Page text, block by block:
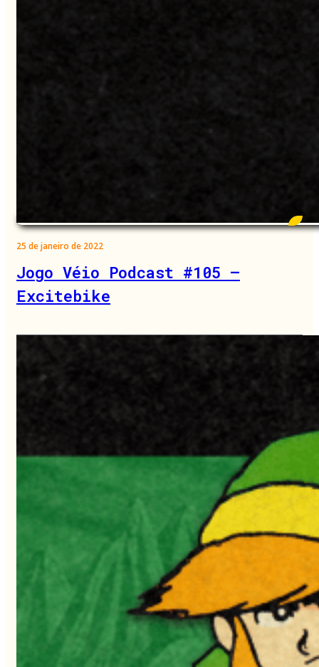
25 de janeiro de 2022
Jogo Véio Podcast #105 –
Excitebike